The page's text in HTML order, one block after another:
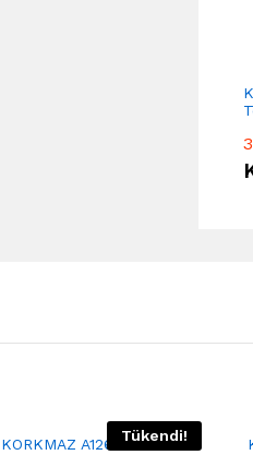
Tükendi!
KORKMAZ A1260 GRANİTA